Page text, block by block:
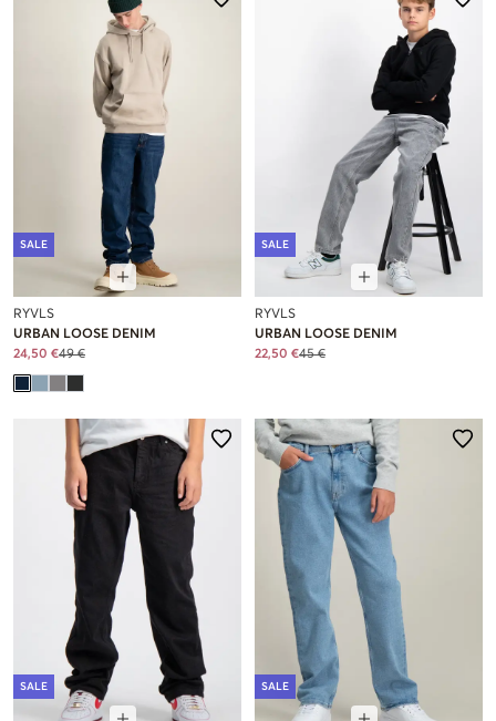
SALE
RYVLS
URBAN LOOSE DENIM
24,50 €49 €
SALE
RYVLS
URBAN LOOSE DENIM
22,50 €45 €
SALE SALE